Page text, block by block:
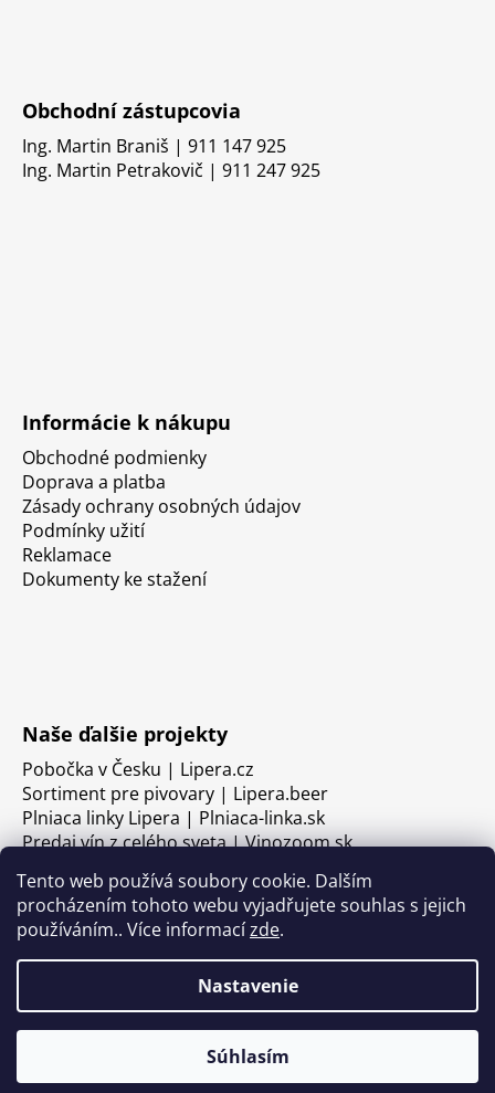
Tento web používá soubory cookie. Dalším
procházením tohoto webu vyjadřujete souhlas s jejich
používáním.. Více informacízde.
Nastavenie
Súhlasím
Obchodní zástupcovia
Ing. Martin Braniš | 911 147 925
Ing. Martin Petrakovič | 911 247 925
Informácie k nákupu
Obchodné podmienky
Doprava a platba
Zásady ochrany osobných údajov
Podmínky užití
Reklamace
Dokumenty ke stažení
Naše ďalšie projekty
Pobočka v Česku | Lipera.cz
Sortiment pre pivovary | Lipera.beer
Plniaca linky Lipera | Plniaca-linka.sk
Predaj vín z celého sveta | Vinozoom.sk
Vytvoril Shoptet
Copyright 2026LIPERA. Všetky práva vyhradené.